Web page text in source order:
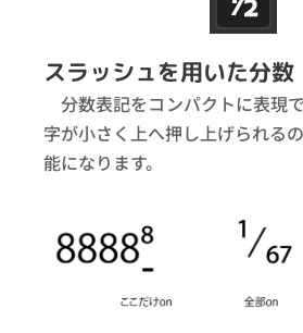
スラッシュを用いた分数
分数表記をコンパクトに表現
字が小さく上へ押し上げられる
能になります。